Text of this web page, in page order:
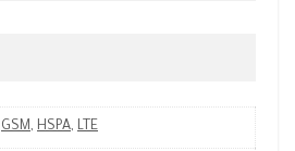
GSM, HSPA, LTE